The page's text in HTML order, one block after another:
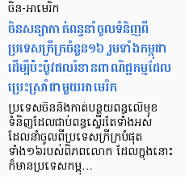
ចិន-អាមេរិក
ចិនសន្យាកាត់ពន្ធនាំចូលទំនិញពី
ប្រទេសក្រីក្រចំនួន១៦ រួមទាំងកម្ពុជា
ដើម្បីប៉ះប៉ូវផលរំខានពាណិជ្ជកម្មដែល
ប្រេះស្រាំជាមួយអាមេរិក
ប្រទេសចិននឹងកាត់បន្ថយពន្ធលើមុខ
ទំនិញដែលជាប់ពន្ធស្ទើរតែទាំងអស់
ដែលនាំចូលពីប្រទេសក្រីក្របំផុត
ទាំង១៦របស់ពិភពលោក ដែលក្នុងនោះ
ក៏មានប្រទេសកម្ពុ…